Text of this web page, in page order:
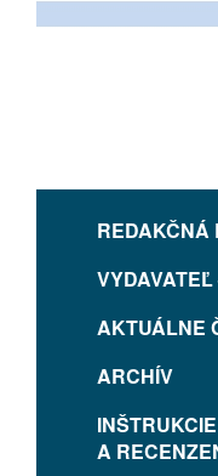
REDAKČNÁ
AKTUÁLNE
ARCHÍV
A